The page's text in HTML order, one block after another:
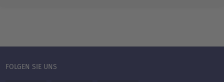
FOLGEN SIE UNS